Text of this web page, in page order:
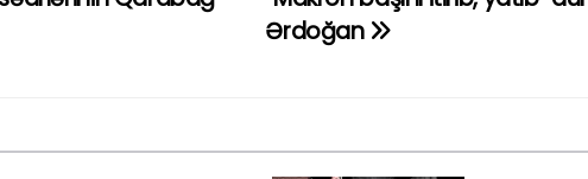
Ərdoğan